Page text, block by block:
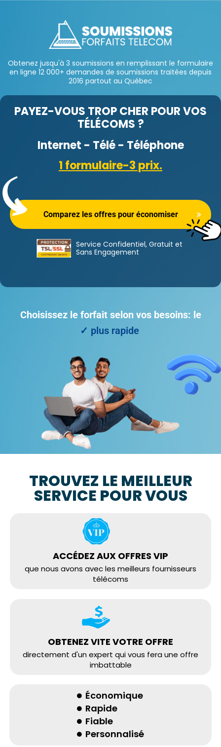
Obtenez jusqu'à 3 soumissions en remplissant le formulaire
en ligne 12 000+ demandes de soumissions traitées depuis
2016 partout au Québec
PAYEZ-VOUS TROP CHER POUR VOS
TÉLÉCOMS ?
Internet - Télé - Téléphone
1 formulaire-3 prix.
Service Confidentiel, Gratuit et
Sans Engagement
Choisissez le forfait selon vos besoins: le
✓ plus rapide
✓ plus flexible
TROUVEZ LE MEILLEUR
SERVICE POUR VOUS
ACCÉDEZ AUX OFFRES VIP
que nous avons avec les meilleurs fournisseurs
télécoms
OBTENEZ VITE VOTRE OFFRE
directement d'un expert qui vous fera une offre
imbattable
Économique
Rapide
Fiable
Personnalisé​